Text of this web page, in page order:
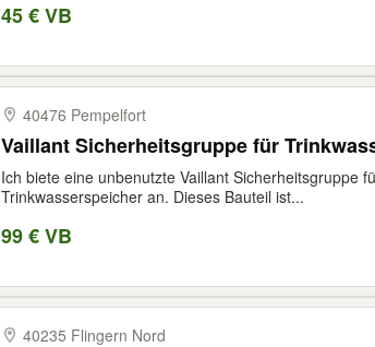
45 € VB
40476 Pempelfort
Vaillant Sicherheitsgruppe für
Ich biete eine unbenutzte Vaillant Sicherheitsgruppe
Trinkwasserspeicher an. Dieses Bauteil ist...
99 € VB
40235 Flingern Nord